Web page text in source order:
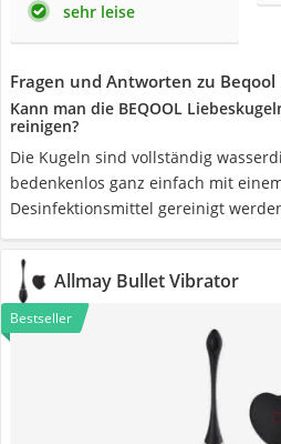
sehr leise
Fragen und Antworten zu Beqool
Kann man die BEQOOL
reinigen?
Die Kugeln sind vollständig
bedenkenlos ganz einfach mit
Desinfektionsmittel gereinigt
Allmay Bullet Vibrator
Bestseller